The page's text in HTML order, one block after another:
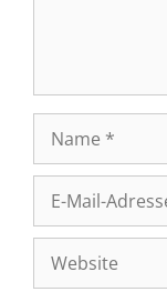
Mail-
Adresse
Website